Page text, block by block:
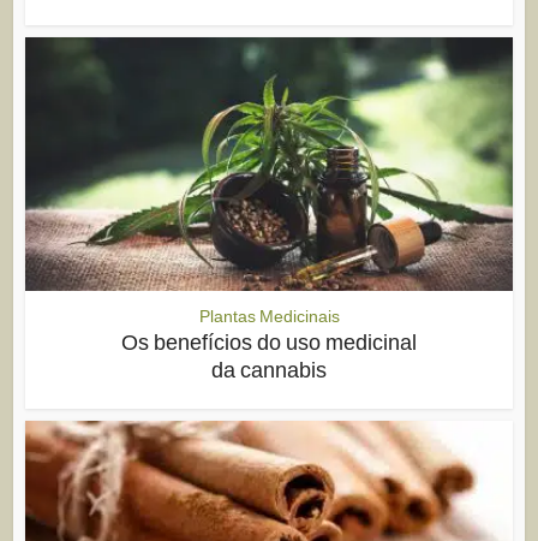
Plantas Medicinais
Os benefícios do uso medicinal
da cannabis